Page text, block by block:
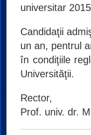
universitar
Candidaţii
un an, pentrul
în condiţiile
Universităţii.
Rector,
Prof. univ. dr.